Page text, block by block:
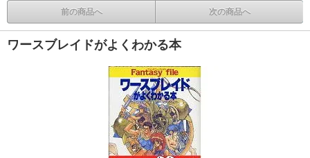
前の商品へ 次の商品へ
ワースブレイドがよくわかる本